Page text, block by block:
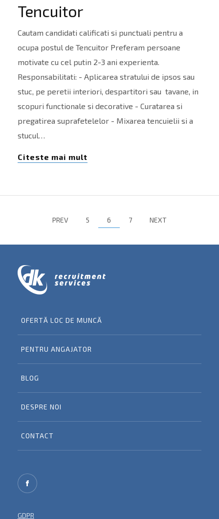
Tencuitor
Cautam candidati calificati si punctuali pentru a
ocupa postul de Tencuitor Preferam persoane
motivate cu cel putin 2-3 ani experienta.
Responsabilitati: - Aplicarea stratului de ipsos sau
stuc, pe peretii interiori, despartitori sau tavane, in
scopuri functionale si decorative - Curatarea si
pregatirea suprafetelelor - Mixarea tencuielii si a
stucul…
Citeste mai mult
PREV 5 6 7 NEXT
OFERTĂ LOC DE MUNCĂ
PENTRU ANGAJATOR
BLOG
DESPRE NOI
CONTACT
GDPR